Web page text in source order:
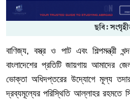
ছবি:
বাণিজ্য,বস্ত্র ও পাট এবং শিল্পমন্ত্রী
বাংলাদেশের প্রতিটি জায়গায় আমাদের
ভোক্তা অধিদপ্তরের উদ্যোগে মূল্য
দ্রব্যমূল্যের পরিস্থিতি আল্লাহর রহমতে